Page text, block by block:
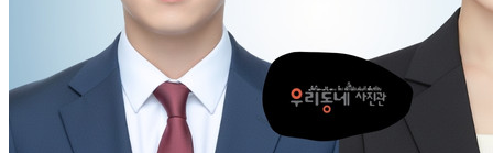
我們洞照相館